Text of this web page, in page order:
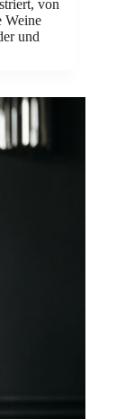
von
Weine
und